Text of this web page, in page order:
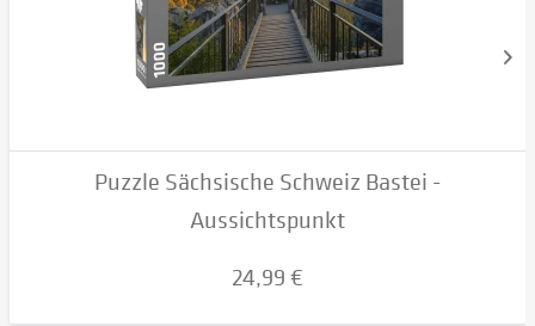
Puzzle Sächsische Schweiz Bastei -
Aussichtspunkt
24,99 €